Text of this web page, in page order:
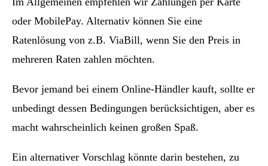
oder MobilePay. Alternativ können Sie eine
Ratenlösung von z.B. ViaBill, wenn Sie den Preis in
mehreren Raten zahlen möchten.
Bevor jemand bei einem Online-Händler kauft, sollte er
unbedingt dessen Bedingungen berücksichtigen, aber es
macht wahrscheinlich keinen großen Spaß.
Ein alternativer Vorschlag könnte darin bestehen, zu